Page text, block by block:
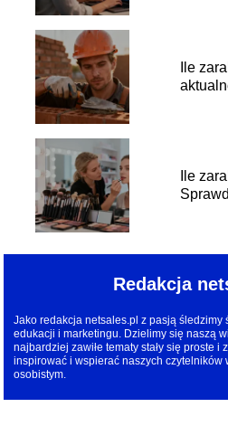
Ile
Ile
Redakcja
Jako redakcja netsales.pl z pasją śledzimy
edukacji i marketingu. Dzielimy się naszą
najbardziej zawiłe tematy stały się proste i
inspirować i wspierać naszych czytelników
osobistym.